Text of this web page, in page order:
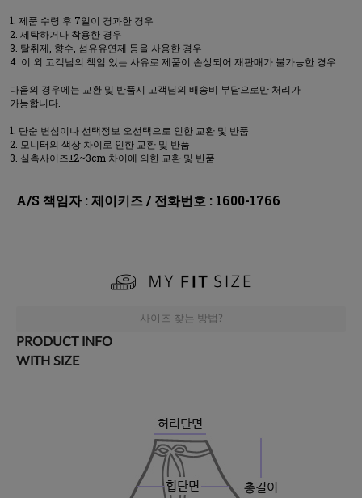
제품 수령 후 7일이 경과한 경우
세탁하거나 착용한 경우
탈취제, 향수, 섬유유연제 등을 사용한 경우
이 외 고객님의 책임 있는 사유로 제품이 손상되어 재판매가 불가능한 경우
다음의 경우에는 교환 및 반품시 고객님의 배송비 부담으로만 처리가
가능합니다.
단순 변심이나 선택정보 오선택으로 인한 교환 및 반품
모니터의 색상 차이로 인한 교환 및 반품
실측사이즈±2~3cm 차이에 의한 교환 및 반품
A/S 책임자 : 제이키즈 / 전화번호 : 1600-1766